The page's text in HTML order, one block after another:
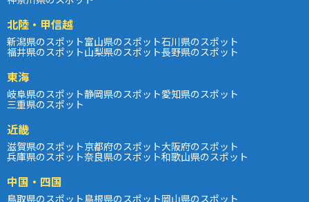
北陸・甲信越
新潟県のスポット富山県のスポット石川県のスポット
福井県のスポット山梨県のスポット長野県のスポット
東海
岐阜県のスポット静岡県のスポット愛知県のスポット
三重県のスポット
近畿
滋賀県のスポット京都府のスポット大阪府のスポット
兵庫県のスポット奈良県のスポット和歌山県のスポット
中国・四国
鳥取県のスポット島根県のスポット岡山県のスポット